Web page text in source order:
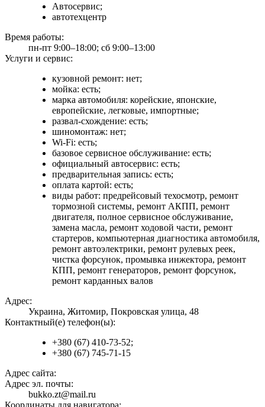
Автосервис;
автотехцентр
Время работы:
пн-пт 9:00–18:00; сб 9:00–13:00
Услуги и сервис:
кузовной ремонт: нет;
мойка: есть;
марка автомобиля: корейские, японские,
европейские, легковые, импортные;
развал-схождение: есть;
шиномонтаж: нет;
Wi-Fi: есть;
базовое сервисное обслуживание: есть;
официальный автосервис: есть;
предварительная запись: есть;
оплата картой: есть;
виды работ: предрейсовый техосмотр, ремонт
тормозной системы, ремонт АКПП, ремонт
двигателя, полное сервисное обслуживание,
замена масла, ремонт ходовой части, ремонт
стартеров, компьютерная диагностика автомобиля,
ремонт автоэлектрики, ремонт рулевых реек,
чистка форсунок, промывка инжектора, ремонт
КПП, ремонт генераторов, ремонт форсунок,
ремонт карданных валов
Адрес:
Украина, Житомир, Покровская улица, 48
Контактный(е) телефон(ы):
+380 (67) 410-73-52;
+380 (67) 745-71-15
Адрес сайта:
Адрес эл. почты:
bukko.zt@mail.ru
Координаты для навигатора: